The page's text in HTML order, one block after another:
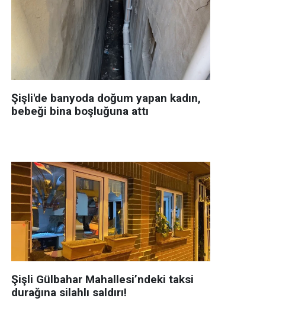
Şişli'de banyoda doğum yapan kadın,
bebeği bina boşluğuna attı
Şişli Gülbahar Mahallesi’ndeki taksi
durağına silahlı saldırı!